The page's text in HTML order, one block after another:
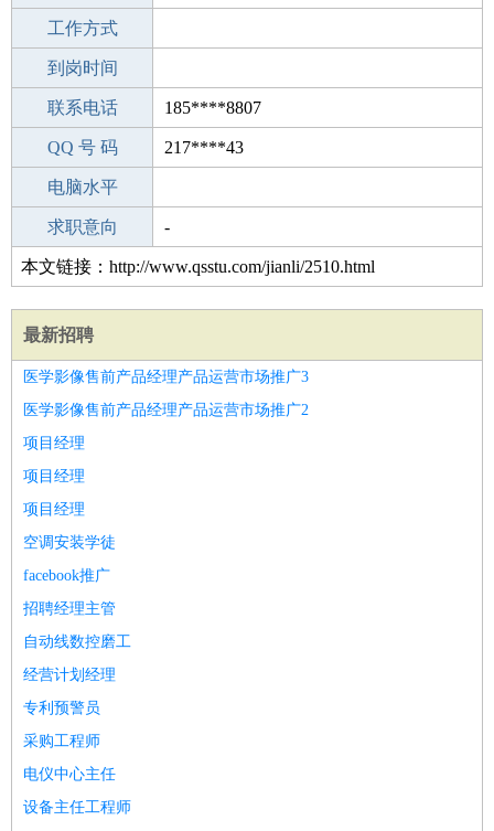
工作经验
工作方式
驾 照
到岗时间
期望月薪
联系电话 185****8807
手机号码 185****8807
QQ 号 码 217****43
微信号码
电脑水平
外语水平
求职意向 -
本文链接：http://www.qsstu.com/jianli/2510.html
最新招聘
医学影像售前产品经理产品运营市场推广3
医学影像售前产品经理产品运营市场推广2
项目经理
项目经理
项目经理
空调安装学徒
facebook推广
招聘经理主管
自动线数控磨工
经营计划经理
专利预警员
采购工程师
电仪中心主任
设备主任工程师